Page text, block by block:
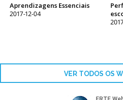
VER TODOS OS
Aprendizagens Essenciais
2017-12-04